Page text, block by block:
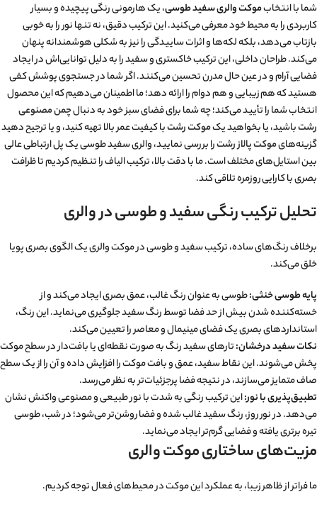
شما با انتخابموکت والری سفید طوسی، یک هارمونی رنگی پیچیده و بسیار
کاربردی را به محیط خود معرفی می‌کنید. این ترکیب دقیق، نه تنها نور را به خوبی
بازتاب می‌دهد، بلکه لکه‌ها و اثرات ساییدگی را نیز به شکلی هوشمندانه پنهان
می‌کند. طراحان داخلی، این ترکیب خاکستری و سفید را به دلیل توانایی‌اش در ایجاد
فضایی آرام و در عین حال مدرن تحسین می‌کنند. اگر شما در جستجوی پوشش کفی
هستید که هم زیبایی و هم دوام را ارائه دهد؛ ما اطمینان می‌دهیم که این محصول
انتخاب شما را تأیید می‌کند؛ چه شما برای فضای سبز خود به دنبالچمن مصنوعی
رشتباشید، یا بخواهید یکموکت رشتبا کیفیت عمر بالا تهیه کنید، و یا ترجیح دهید
گزینه‌هایموکت پالاز رشترا بررسی نمایید، والری سفید طوسی یک پل ارتباطی عالی
بین استایل‌های مختلف است. ما با دقت بالا، ترکیب الیاف را تنظیم کردیم تا ظرافت
بصری با کارایی روزمره تلاقی کند.
تحلیل ترکیب رنگی سفید و طوسی در والری
برخلاف رنگ‌های ساده، ترکیب سفید و طوسی در موکت والری یک الگوی بصری پویا
خلق می‌کند.
پایه طوسی خنثی:طوسی به عنوان رنگ غالب، عمق بصری ایجاد می‌کند و از
خسته‌کننده شدن بیش از حد فضا توسط رنگ سفید جلوگیری می‌نماید. این رنگ،
استانداردهای بصری یک فضای مینیمال و معاصر را تعیین می‌کند.
نکات سفید درخشان:تارهای سفید رنگ به صورت نقطه‌ای یا بافت‌دار در سطح موکت
پخش می‌شوند. این نقاط سفید، عمق و بافت موکت را افزایش داده و آن را از یک سطح
صاف متمایز می‌سازند، در نتیجه فضا پرجزئیات‌تر به نظر می‌رسد.
تطبیق‌پذیری با نور:این ترکیب رنگی به شدت با نور طبیعی و مصنوعی واکنش نشان
می‌دهد. در نور روز، رنگ سفید غالب شده و فضا روشن‌تر می‌شود؛ در شب، طوسی
تیره برتری یافته و فضایی گرم‌تر ایجاد می‌نماید.
مزیت‌های ساختاری موکت والری
ما فراتر از ظاهر زیبا، به عملکرد این موکت در محیط‌های فعال توجه کردیم.